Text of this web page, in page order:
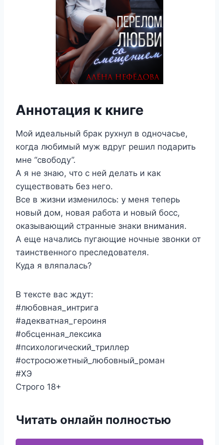
Аннотация к книге
Мой идеальный брак рухнул в одночасье,
когда любимый муж вдруг решил подарить
мне “свободу”.
А я не знаю, что с ней делать и как
существовать без него.
Все в жизни изменилось: у меня теперь
новый дом, новая работа и новый босс,
оказывающий странные знаки внимания.
А еще начались пугающие ночные звонки от
таинственного преследователя.
Куда я вляпалась?
В тексте вас ждут:
#любовная_интрига
#адекватная_героиня
#обсценная_лексика
#психологический_триллер
#остросюжетный_любовный_роман
#ХЭ
Строго 18+
Читать онлайн полностью